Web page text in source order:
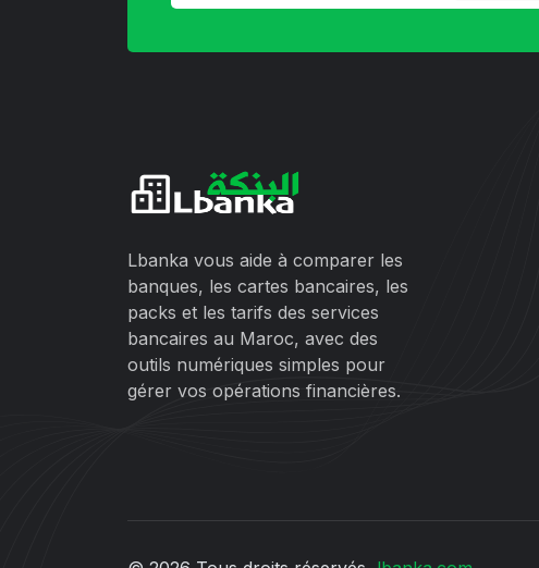
Lbanka vous aide à comparer les
banques, les cartes bancaires, les
packs et les tarifs des services
bancaires au Maroc, avec des
outils numériques simples pour
gérer vos opérations financières.